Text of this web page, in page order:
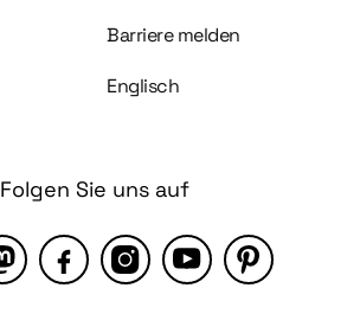
Barriere melden
Englisch
Folgen Sie uns auf